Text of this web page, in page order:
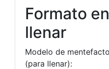
Formato
llenar
Modelo de
(para llenar):